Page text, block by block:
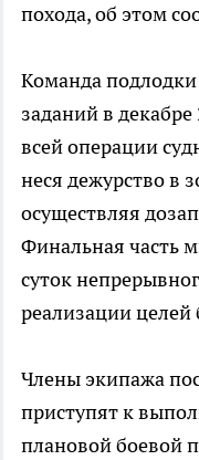
похода, об этом
Команда
заданий в
всей операции
неся дежурство в
осуществляя
Финальная часть
суток
реализации
Члены экипажа
приступят к
плановой боевой